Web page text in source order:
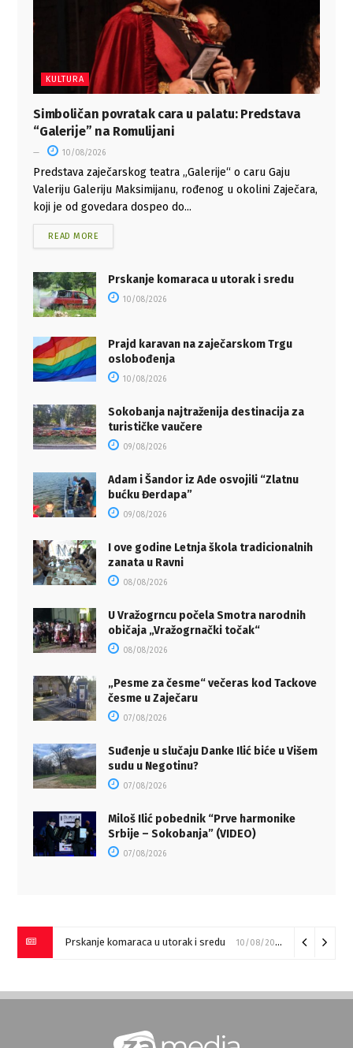
KULTURA
Simboličan povratak cara u palatu: Predstava
“Galerije” na Romulijani
10/08/2026
Predstava zaječarskog teatra „Galerije“ o caru Gaju
Valeriju Galeriju Maksimijanu, rođenog u okolini Zaječara,
koji je od govedara dospeo do...
READ MORE
Prskanje komaraca u utorak i sredu
10/08/2026
Prajd karavan na zaječarskom Trgu
oslobođenja
10/08/2026
Sokobanja najtraženija destinacija za
turističke vaučere
09/08/2026
Adam i Šandor iz Ade osvojili “Zlatnu
bućku Đerdapa”
09/08/2026
I ove godine Letnja škola tradicionalnih
zanata u Ravni
08/08/2026
U Vražogrncu počela Smotra narodnih
običaja „Vražogrnački točak“
08/08/2026
„Pesme za česme“ večeras kod Tackove
česme u Zaječaru
07/08/2026
Suđenje u slučaju Danke Ilić biće u Višem
sudu u Negotinu?
07/08/2026
Miloš Ilić pobednik “Prve harmonike
Srbije – Sokobanja” (VIDEO)
07/08/2026
Prajd karavan na zaječarskom Trgu oslobođenja 10/08/2026